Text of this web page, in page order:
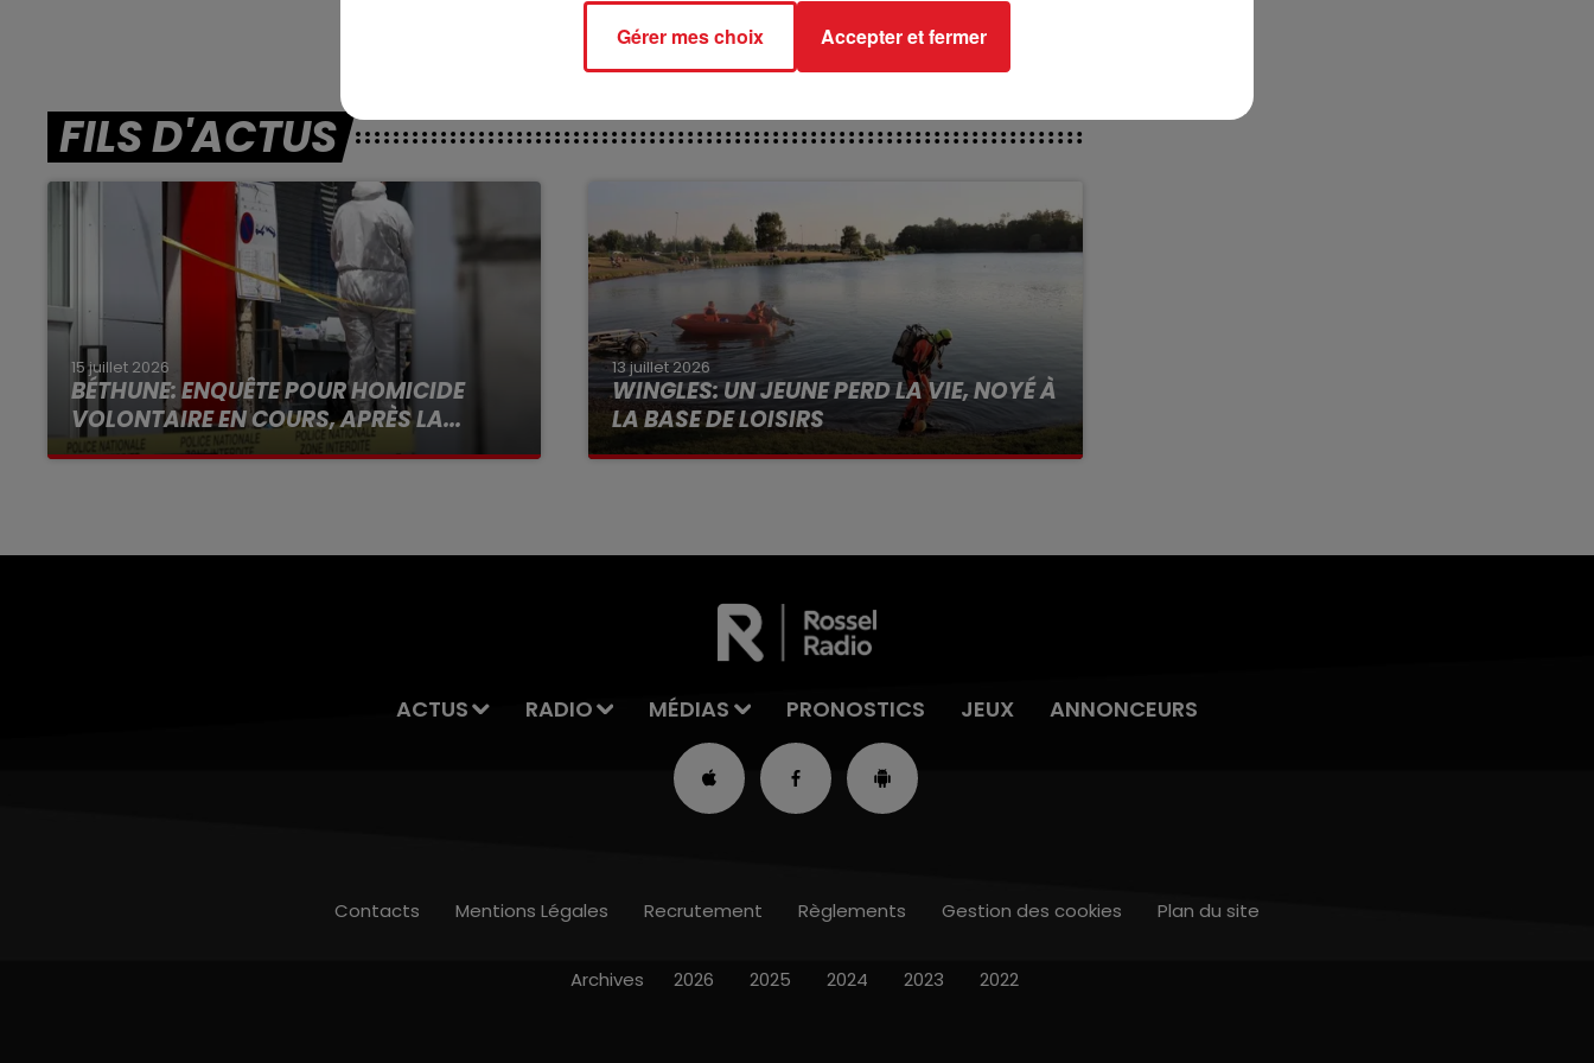
FILS D'ACTUS
15 juillet 2026
BÉTHUNE: ENQUÊTE POUR HOMICIDE
VOLONTAIRE EN COURS, APRÈS LA...
Selon les premiers éléments, le logement
13 juillet 2026
WINGLES: UN JEUNE PERD LA VIE, NOYÉ À
LA BASE DE LOISIRS
La victime a coulé à pic
ACTUS RADIO MÉDIAS PRONOSTICS JEUX ANNONCEURS
Contacts Mentions Légales Recrutement Règlements Gestion des cookies Plan du site
Archives 2026 2025 2024 2023 2022
Gérer mes choix Accepter et fermer